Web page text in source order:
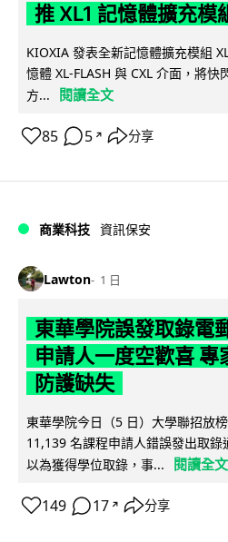
推 XL1 記憶體擴充模
KIOXIA 發表全新記憶體擴充模組
憶體 XL-FLASH 與 CXL 介面，將
方...
閱讀全文
85 5 ↗ 分享
商業科技 資訊保安
Lawton 1 日
東華學院誤發取錄電
申請人一度空歡喜
防護缺失
東華學院今日（5 日）大學聯招放
11,139 名課程申請人錯誤發出取
以為獲得學位取錄，事...
閱讀全文
149 17 ↗ 分享